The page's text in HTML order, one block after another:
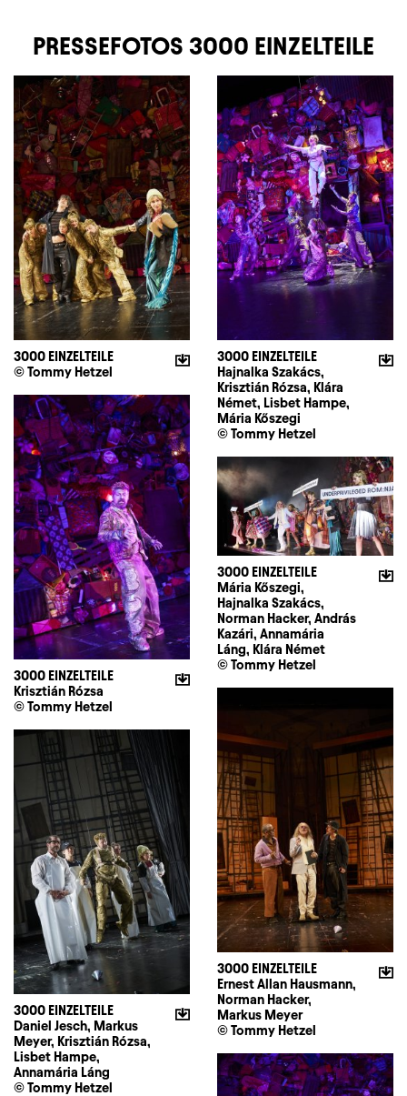
PRESSEFOTOS 3000 EINZELTEILE
3000 EINZELTEILE
© Tommy Hetzel
3000 EINZELTEILE
Hajnalka Szakács,
Krisztián Rózsa, Klára
Német, Lisbet Hampe,
Mária Kőszegi
© Tommy Hetzel
3000 EINZELTEILE
Krisztián Rózsa
© Tommy Hetzel
3000 EINZELTEILE
Mária Kőszegi,
Hajnalka Szakács,
Norman Hacker, András
Kazári, Annamária
Láng, Klára Német
© Tommy Hetzel
3000 EINZELTEILE
Ernest Allan Hausmann,
Norman Hacker,
Markus Meyer
© Tommy Hetzel
3000 EINZELTEILE
Daniel Jesch, Markus
Meyer, Krisztián Rózsa,
Lisbet Hampe,
Annamária Láng
© Tommy Hetzel